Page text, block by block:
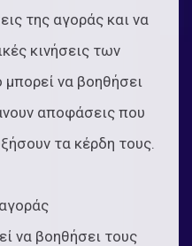
της αγοράς και να
κινήσεις των
να βοηθήσει
αποφάσεις που
τα κέρδη τους.
να βοηθήσει τους